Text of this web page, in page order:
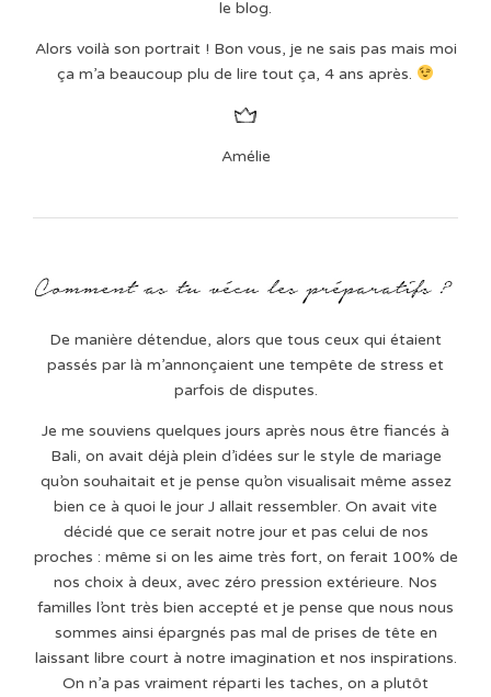
le blog.
Alors voilà son portrait ! Bon vous, je ne sais pas mais moi
ça m’a beaucoup plu de lire tout ça, 4 ans après.
Amélie
De manière détendue, alors que tous ceux qui étaient
passés par là m’annonçaient une tempête de stress et
parfois de disputes.
Je me souviens quelques jours après nous être fiancés à
Bali, on avait déjà plein d’idées sur le style de mariage
qu’on souhaitait et je pense qu’on visualisait même assez
bien ce à quoi le jour J allait ressembler. On avait vite
décidé que ce serait notre jour et pas celui de nos
proches : même si on les aime très fort, on ferait 100% de
nos choix à deux, avec zéro pression extérieure. Nos
familles l’ont très bien accepté et je pense que nous nous
sommes ainsi épargnés pas mal de prises de tête en
laissant libre court à notre imagination et nos inspirations.
On n’a pas vraiment réparti les taches, on a plutôt